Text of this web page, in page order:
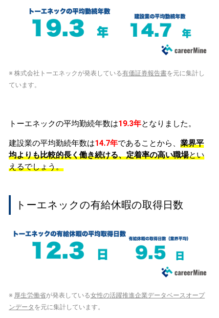
※ 株式会社トーエネックが発表している有価証券報告書を元に集計し
ています。
トーエネックの平均勤続年数は19.3年となりました。
建設業の平均勤続年数は14.7年であることから、 業界平
均よりも比較的長く働き続ける、定着率の高い職場とい
えるでしょう。
トーエネックの有給休暇の取得日数
※ 厚生労働省が発表している女性の活躍推進企業データベースオープ
ンデータ を元に集計しています。